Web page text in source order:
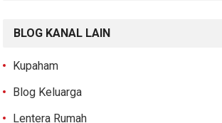
BLOG KANAL LAIN
Kupaham
Blog Keluarga
Lentera Rumah